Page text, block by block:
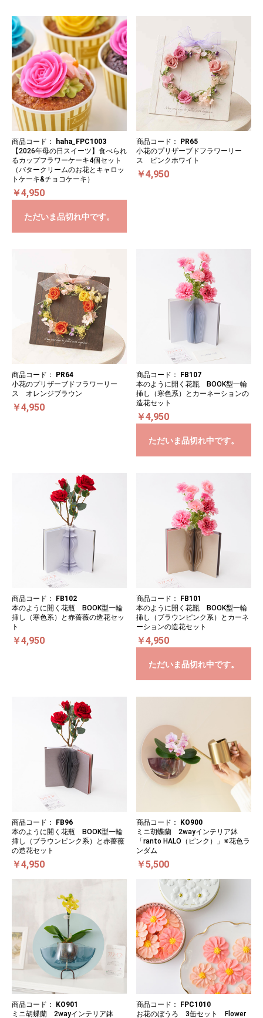
商品コード：
haha_FPC1003
【2026年母の日スイーツ】食べられ
るカップフラワーケーキ4個セット
（バタークリームのお花とキャロッ
トケーキ&チョコケーキ）
￥4,950
ただいま品切れ中です。
商品コード：
PR65
小花のプリザーブドフラワーリー
ス ピンクホワイト
￥4,950
商品コード：
PR64
小花のプリザーブドフラワーリー
ス オレンジブラウン
￥4,950
商品コード：
FB107
本のように開く花瓶 BOOK型一輪
挿し（寒色系）とカーネーションの
造花セット
￥4,950
ただいま品切れ中です。
商品コード：
FB102
本のように開く花瓶 BOOK型一輪
挿し（寒色系）と赤薔薇の造花セッ
ト
￥4,950
商品コード：
FB101
本のように開く花瓶 BOOK型一輪
挿し（ブラウンピンク系）とカーネ
ーションの造花セット
￥4,950
ただいま品切れ中です。
商品コード：
FB96
本のように開く花瓶 BOOK型一輪
挿し（ブラウンピンク系）と赤薔薇
の造花セット
￥4,950
商品コード： KO900
ミニ胡蝶蘭 2wayインテリア鉢
「ranto HALO（ピンク）」※花色ラ
ンダム
￥5,500
商品コード：
KO901
ミニ胡蝶蘭 2wayインテリア鉢
商品コード：
FPC1010
お花のぼうろ 3缶セット Flower